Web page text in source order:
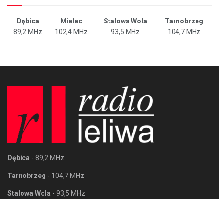
Dębica Mielec Stalowa Wola
Tarnobrzeg
89,2 MHz
102,4 MHz 93,5 MHz 104,7 MHz
Dębica - 89,2 MHz
Tarnobrzeg - 104,7 MHz
Stalowa Wola - 93,5 MHz